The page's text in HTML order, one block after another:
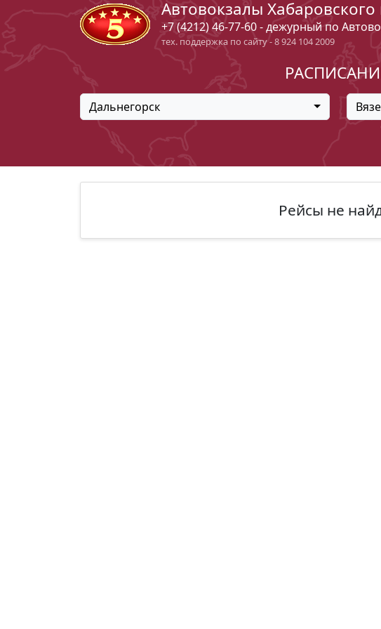
Автовокзалы Хабаровского
+7 (4212) 46-77-60 - дежурный по
тех. поддержка по сайту - 8 924 104 2009
Дальнегорск
Рейсы не